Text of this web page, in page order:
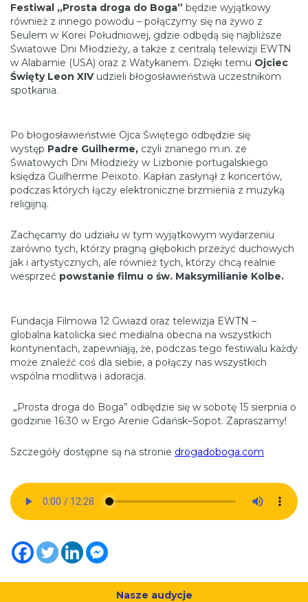
Festiwal „Prosta droga do Boga” będzie wyjątkowy
również z innego powodu – połączymy się na żywo z
Seulem w Korei Południowej, gdzie odbędą się najbliższe
Światowe Dni Młodzieży, a także z centralą telewizji EWTN
w Alabamie (USA) oraz z Watykanem. Dzięki temu Ojciec
Święty Leon XIVudzieli błogosławieństwa uczestnikom
spotkania.
Po błogosławieństwie Ojca Świętego odbędzie się
występ Padre Guilherme, czyli znanego m.in. ze
Światowych Dni Młodzieży w Lizbonie portugalskiego
księdza Guilherme Peixoto. Kapłan zasłynął z koncertów,
podczas których łączy elektroniczne brzmienia z muzyką
religijną.
Zachęcamy do udziału w tym wyjątkowym wydarzeniu
zarówno tych, którzy pragną głębokich przeżyć duchowych
jak i artystycznych, ale również tych, którzy chcą realnie
wesprzeć powstanie filmu o św. Maksymilianie Kolbe.
Fundacja Filmowa 12 Gwiazd oraz telewizja EWTN –
globalna katolicka sieć medialna obecna na wszystkich
kontynentach, zapewniają, że, podczas tego festiwalu każdy
może znaleźć coś dla siebie, a połączy nas wszystkich
wspólna modlitwa i adoracja.
„Prosta droga do Boga” odbędzie się w sobotę 15 sierpnia o
godzinie 16:30 w Ergo Arenie Gdańsk–Sopot. Zapraszamy!
Szczegóły dostępne są na stronie drogadoboga.com
Nasze audycje